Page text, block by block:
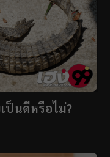
ป็นดีหรือไม่?